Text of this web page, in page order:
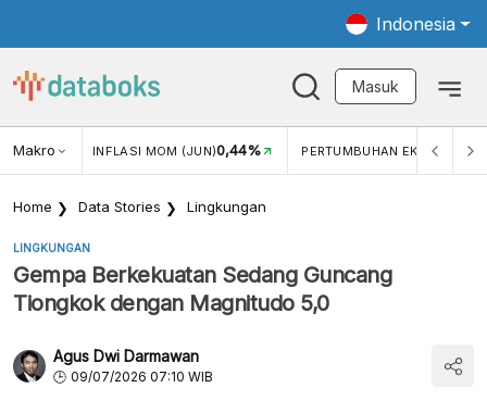
Indonesia
Masuk
Makro
3,34% INFLASI MOM (JUN)0,44% PERTUMBUHAN EKONOMI
Home Data Stories Lingkungan
LINGKUNGAN
Gempa Berkekuatan Sedang Guncang
Tiongkok dengan Magnitudo 5,0
Agus Dwi Darmawan
09/07/2026 07:10 WIB